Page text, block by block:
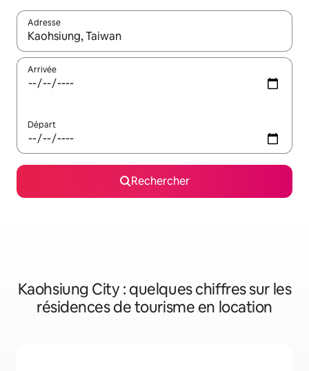
Adresse
Lorsque les résultats s'affichent, utilisez les flèches vers le
Arrivée
Départ
Rechercher
Kaohsiung City : quelques chiffres sur les
résidences de tourisme en location